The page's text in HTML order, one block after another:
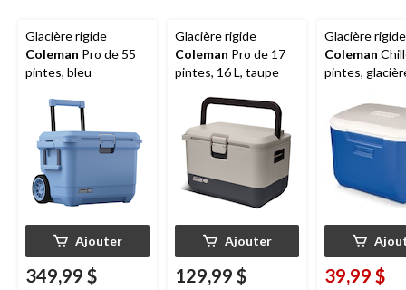
Glacière rigide
Coleman Pro de 55
pintes, bleu
Ajouter
349,99 $
Glacière rigide
Coleman Pro de 17
pintes, 16 L, taupe
Ajouter
129,99 $
Glacière rigide
Coleman
pintes,
bleu océan,
39,99 $